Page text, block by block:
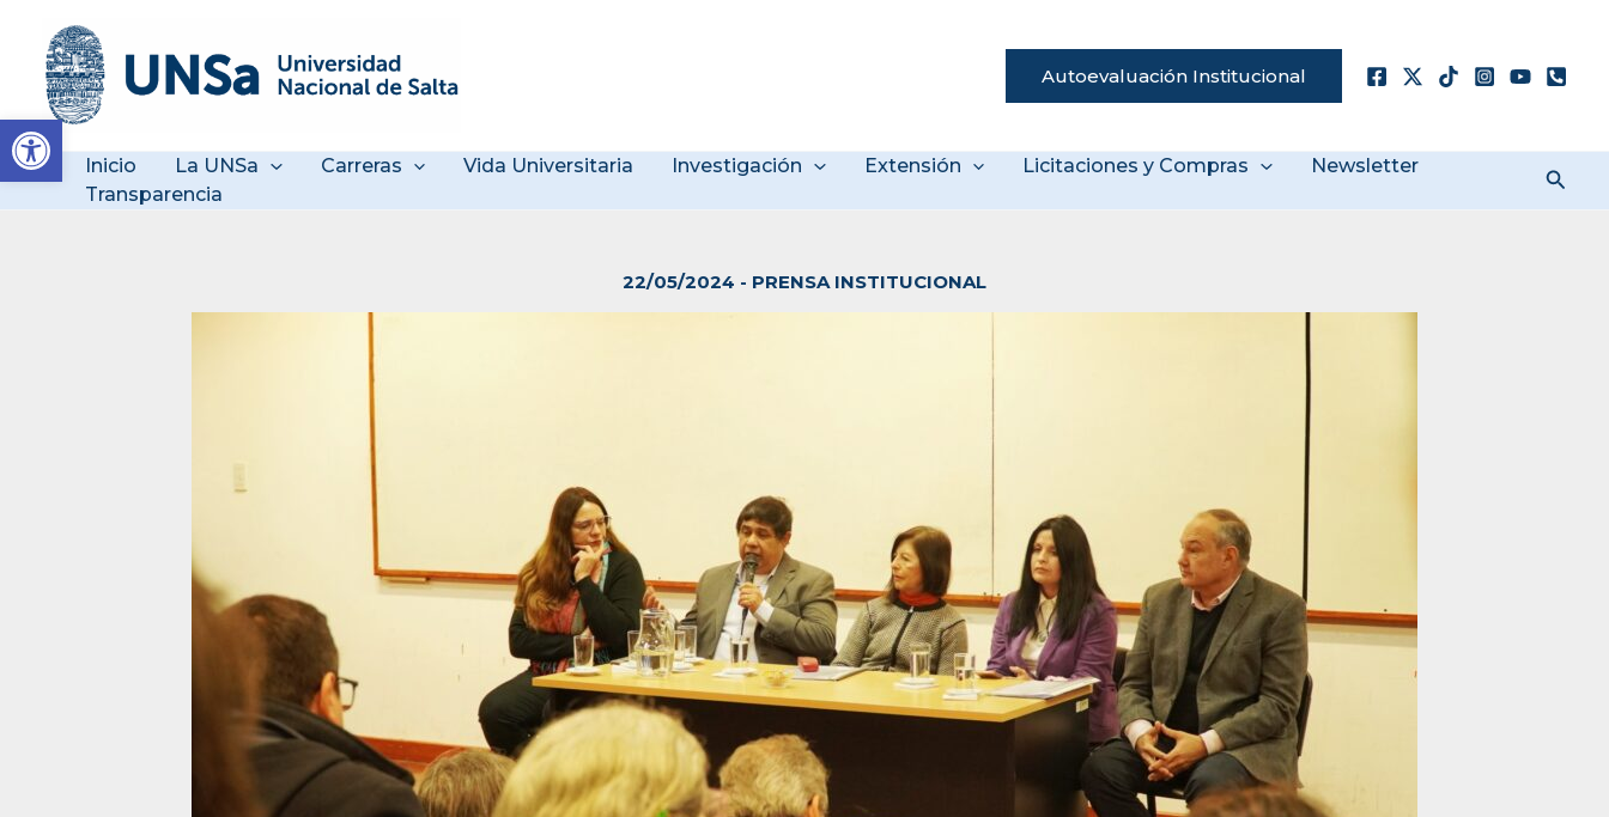
Abrir barra de herramientas
contenido
Autoevaluación Institucional
Inicio La UNSa Carreras Vida Universitaria Investigación Extensión Licitaciones y Compras
Newsletter
Transparencia
22/05/2024 - PRENSA INSTITUCIONAL